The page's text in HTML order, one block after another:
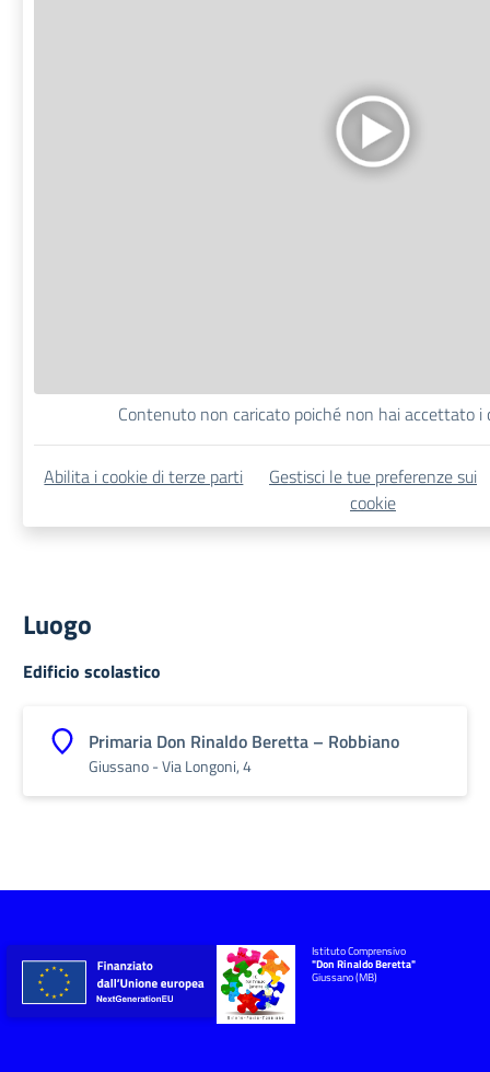
Contenuto non caricato poiché non hai accettato i
Abilita i cookie di terze parti
Gestisci le tue preferenze sui
cookie
Luogo
Edificio scolastico
Primaria Don Rinaldo Beretta – Robbiano
Giussano - Via Longoni, 4
Istituto Comprensivo
"Don Rinaldo Beretta"
Giussano (MB)